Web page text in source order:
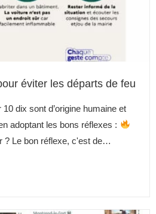
éviter les départs de feu
dix sont d’origine humaine et
adoptant les bons réflexes :
? Le bon réflexe, c'est de…